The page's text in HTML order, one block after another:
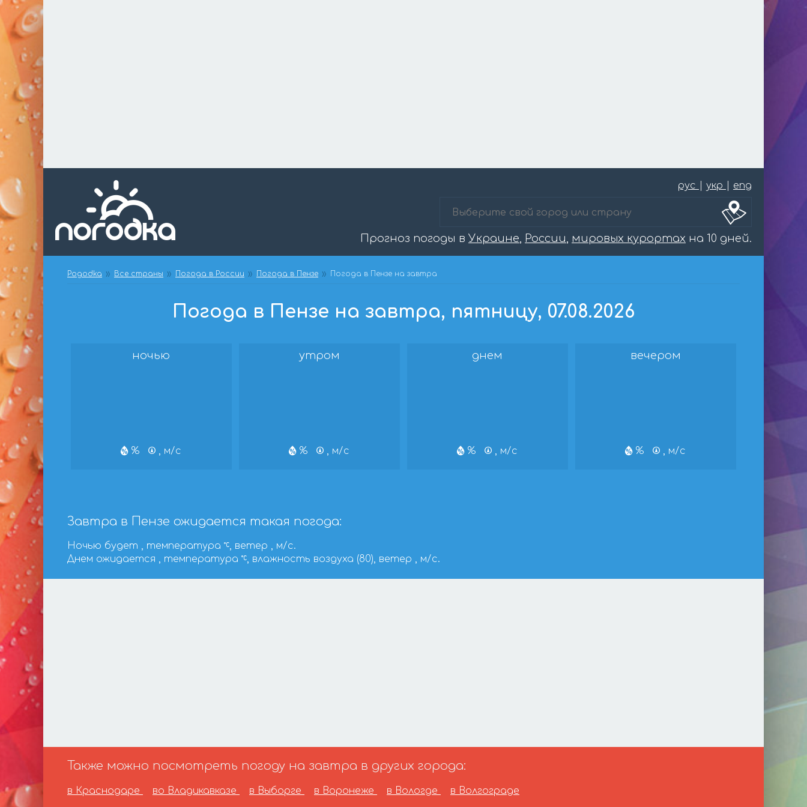
рус укр eng
Прогноз погоды в Украине, России, мировых курортах на 10 дней.
Pogodka Все страны Погода в России Погода в Пензе Погода в Пензе на завтра
Погода в Пензе на завтра, пятницу, 07.08.2026
ночью
% , м/с
утром
% , м/с
днем
% , м/с
вечером
% , м/с
Завтра в Пензе ожидается такая погода:
Ночью будет , температура
, ветер , м/с.
Днем ожидается , температура
, влажность воздуха (80), ветер , м/с.
Также можно посмотреть погоду на завтра в других города:
в Краснодаре во Владикавказе в Выборге в Воронеже в Вологде в Волгограде